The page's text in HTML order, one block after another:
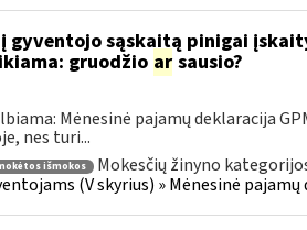
gyventojo sąskaitą pinigai
gruodžio arsausio?
Mėnesinė pajamų deklaracija
nes turi...
išmokos Mokesčių žinyno
(V skyrius) » Mėnesinė pajamų